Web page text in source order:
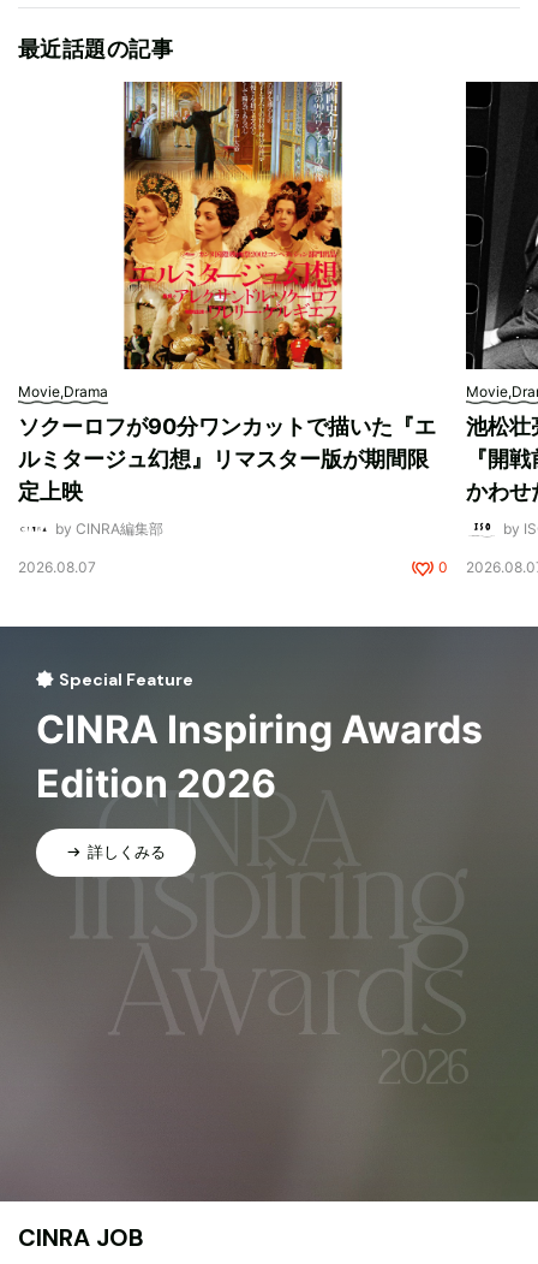
最近話題の記事
Movie,Drama
ソクーロフが90分ワンカットで描いた『エ
ルミタージュ幻想』リマスター版が期間限
定上映
by CINRA編集部
2026.08.07 0
池松壮
『開
かわせ
by
Special Feature
CINRA Inspiring Awards
Edition 2026
詳しくみる
CINRA JOB